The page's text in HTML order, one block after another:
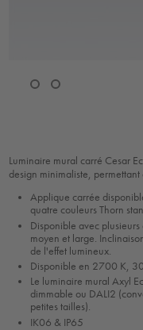
Luminaire mural carré Cesar
design minimaliste,
Applique carrée
quatre couleurs Thorn
Disponible avec
moyen et large.
de l'effet lumineux.
Disponible en 2700 K,
Le luminaire mural Axyl
dimmable ou DALI2
petites tailles).
IK06 & IP65